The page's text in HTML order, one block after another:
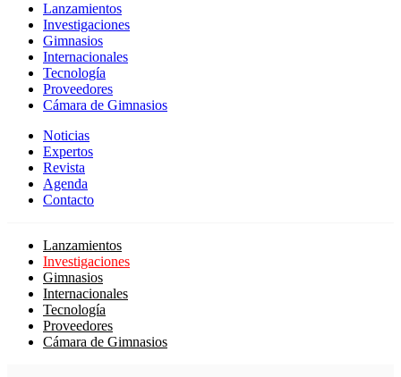
Lanzamientos
Investigaciones
Gimnasios
Internacionales
Tecnología
Proveedores
Cámara de Gimnasios
Noticias
Expertos
Revista
Agenda
Contacto
Lanzamientos
Investigaciones
Gimnasios
Internacionales
Tecnología
Proveedores
Cámara de Gimnasios